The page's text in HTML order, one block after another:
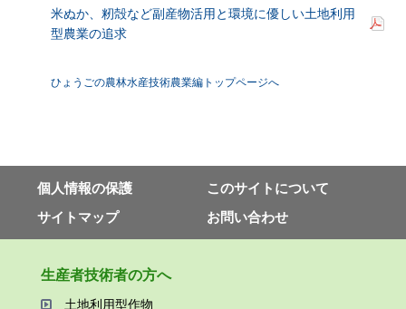
米ぬか、籾殻など副産物活用と環境に優しい土地利用
型農業の追求
ひょうごの農林水産技術農業編トップページへ
個⼈情報の保護
このサイトについて
サイトマップ
お問い合わせ
⽣産者技術者の⽅へ
⼟地利⽤型作物